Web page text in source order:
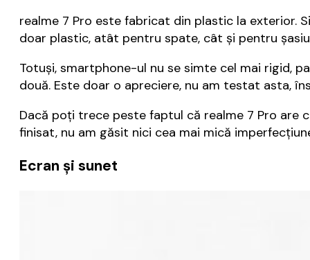
realme 7 Pro este fabricat din plastic la exterior.
doar plastic, atât pentru spate, cât și pentru
Totuși, smartphone-ul nu se simte cel mai rigid,
două. Este doar o apreciere, nu am testat asta,
Dacă poți trece peste faptul că realme 7 Pro are
finisat, nu am găsit nici cea mai mică
Ecran și sunet